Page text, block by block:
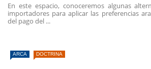
En este espacio, conoceremos algunas
importadores para aplicar las preferencias
del pago del ...
ARCA DOCTRINA